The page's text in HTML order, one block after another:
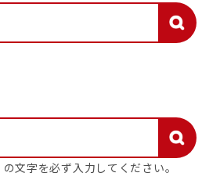
文字を必ず入力してください。